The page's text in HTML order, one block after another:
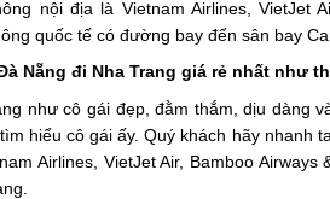
nội địa là Vietnam Airlines, VietJet
quốc tế có đường bay đến sân bay
Nẵng đi Nha Trang giá rẻ nhất như
như cô gái đẹp, đằm thắm, dịu dàng
hiểu cô gái ấy. Quý khách hãy nhanh
Airlines, VietJet Air, Bamboo Airways